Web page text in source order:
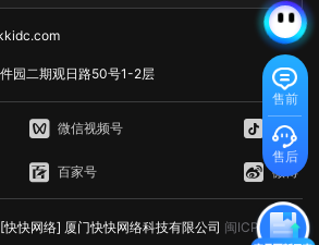
即内容分发网络，可以缓存静态资源，
速度和稳定性。 6. 联系服务器管理员：如
决，我们可以联系服务器管理员，让其检查服
HTTP 429错误通常是由请求过于频繁、服
原因造成的。为了修复HTTP 429错误，我们可
、减少请求次数、检查API调用的频率、检查网
法。如果以上方法无法解决HTTP 429错误，
理预测。 8. Amazon RDS：AWS的关系型
持续使用750小时，每月获得20GB的备份存
9. Amazon SES：简单邮件服务，用于发送
在免费计划中提供每月62,000封电子邮件发
：AWS的监控服务，AWS
提供1个月内每个AWS账户$0.10的按需监
免费服务器 AWS提供的免费计划通常是
零成本的用户来使用。以EC2为例，我们将简
注册AWS账户：在AWS官网注册一个账户
可开始使用免费计划。 2. 创建EC2实例：在
运行模板(AMI)，选择实例类型，并分配安全
售前
售后
园二期观日路50号1-2层
微信视频号 抖音
百家号 微博
快网络] 厦门快快网络科技有限公司 闽ICP备